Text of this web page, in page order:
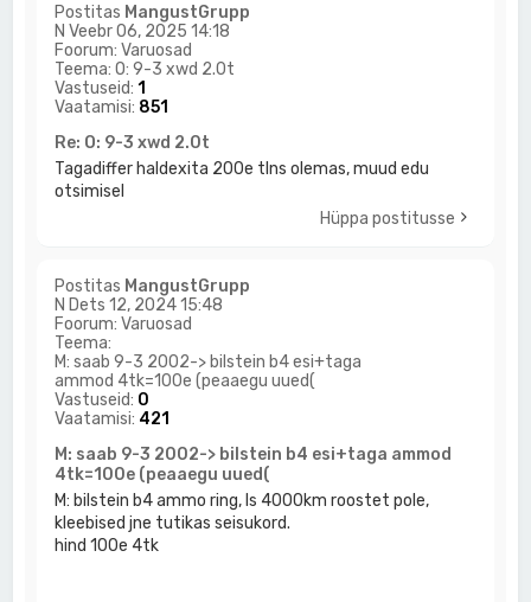
Postitas MangustGrupp
N Veebr 06, 2025 14:18
Foorum:Varuosad
Teema:O: 9-3 xwd 2.0t
Vastuseid:1
Vaatamisi: 851
Re: O: 9-3 xwd 2.0t
Tagadiffer haldexita 200е tlns olemas, muud edu
otsimisel
Hüppa postitusse
Postitas MangustGrupp
N Dets 12, 2024 15:48
Foorum:Varuosad
Teema:
M: saab 9-3 2002-> bilstein b4 esi+taga
ammod 4tk=100e (peaaegu uued(
Vastuseid: 0
Vaatamisi: 421
M: saab 9-3 2002-> bilstein b4 esi+taga ammod
4tk=100e (peaaegu uued(
M: bilstein b4 ammo ring, ls 4000km roostet pole,
kleebised jne tutikas seisukord.
hind 100e 4tk